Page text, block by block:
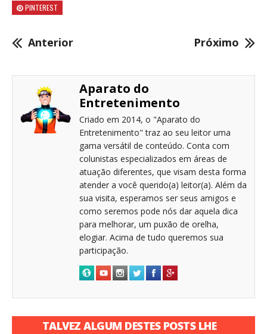
PINTEREST
Anterior Próximo
Aparato do
Entretenimento
Criado em 2014, o "Aparato do
Entretenimento" traz ao seu leitor uma
gama versátil de conteúdo. Conta com
colunistas especializados em áreas de
atuação diferentes, que visam desta forma
atender a você querido(a) leitor(a). Além da
sua visita, esperamos ser seus amigos e
como seremos pode nós dar aquela dica
para melhorar, um puxão de orelha,
elogiar. Acima de tudo queremos sua
participação.
TALVEZ ALGUM DESTES POSTS LHE